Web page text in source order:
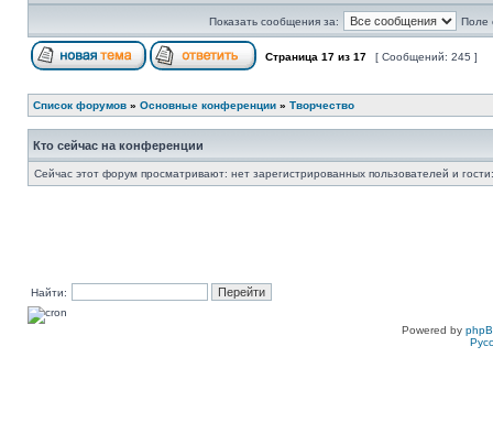
Показать сообщения за: Поле
Страница 17 из 17 [ Сообщений: 245 ]
Список форумов » Основные конференции » Творчество
Кто сейчас на конференции
Сейчас этот форум просматривают: нет зарегистрированных пользователей и
Найти:
Powered by